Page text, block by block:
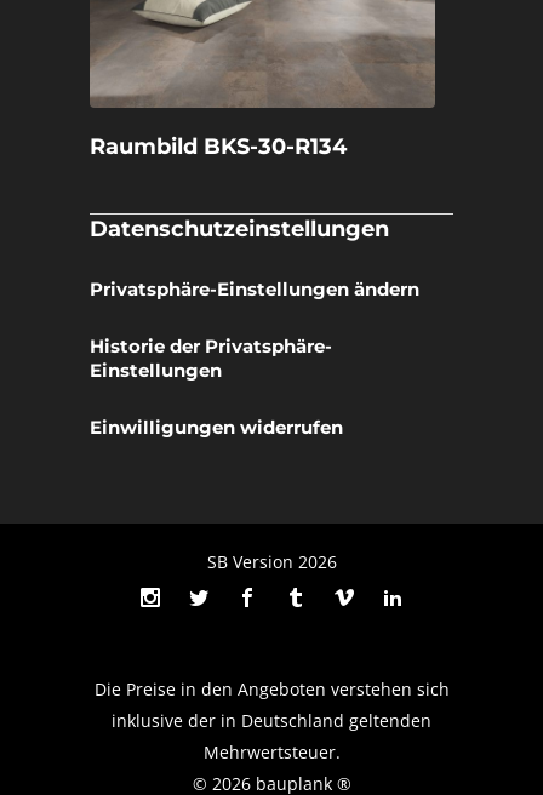
Raumbild BKS-30-R134
Datenschutzeinstellungen
Privatsphäre-Einstellungen ändern
Historie der Privatsphäre-
Einstellungen
Einwilligungen widerrufen
SB Version 2026
Die Preise in den Angeboten verstehen sich
inklusive der in Deutschland geltenden
Mehrwertsteuer.
© 2026 bauplank ®